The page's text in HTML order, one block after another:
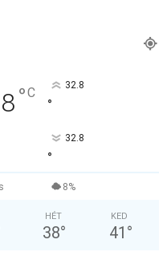
°C 32.8
°
32.8
°
8%
HÉT
38°
KED
41 °